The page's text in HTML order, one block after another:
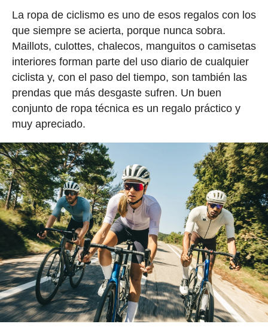
La ropa de ciclismo es uno de esos regalos con los
que siempre se acierta, porque nunca sobra.
Maillots, culottes, chalecos, manguitos o camisetas
interiores forman parte del uso diario de cualquier
ciclista y, con el paso del tiempo, son también las
prendas que más desgaste sufren. Un buen
conjunto de ropa técnica es un regalo práctico y
muy apreciado.